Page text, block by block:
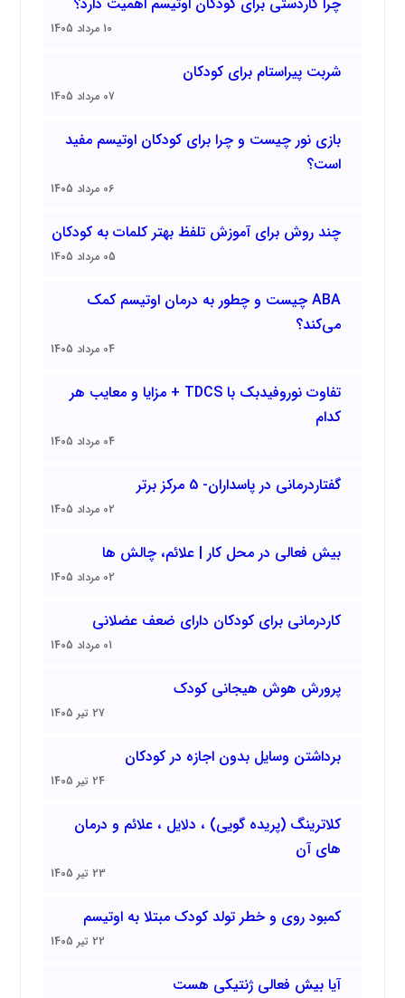
10 مرداد 1405
شربت پیراستام برای کودکان
07 مرداد 1405
بازی نور چیست و چرا برای کودکان اوتیسم مفید
است؟
06 مرداد 1405
چند روش برای آموزش تلفظ بهتر کلمات به کودکان
05 مرداد 1405
ABA چیست و چطور به درمان اوتیسم کمک
می‌کند؟
04 مرداد 1405
تفاوت نوروفیدبک با TDCS + مزایا و معایب هر
کدام
04 مرداد 1405
گفتاردرمانی در پاسداران- 5 مرکز برتر
02 مرداد 1405
بیش فعالی در محل کار | علائم، چالش ها
02 مرداد 1405
کاردرمانی برای کودکان دارای ضعف عضلانی
01 مرداد 1405
پرورش هوش هیجانی کودک
27 تیر 1405
برداشتن وسایل بدون اجازه در کودکان
24 تیر 1405
کلاترینگ (پریده گویی) ، دلایل ، علائم و درمان
های آن
23 تیر 1405
کمبود روی و خطر تولد کودک مبتلا به اوتیسم
22 تیر 1405
آیا بیش فعالی ژنتیکی هست